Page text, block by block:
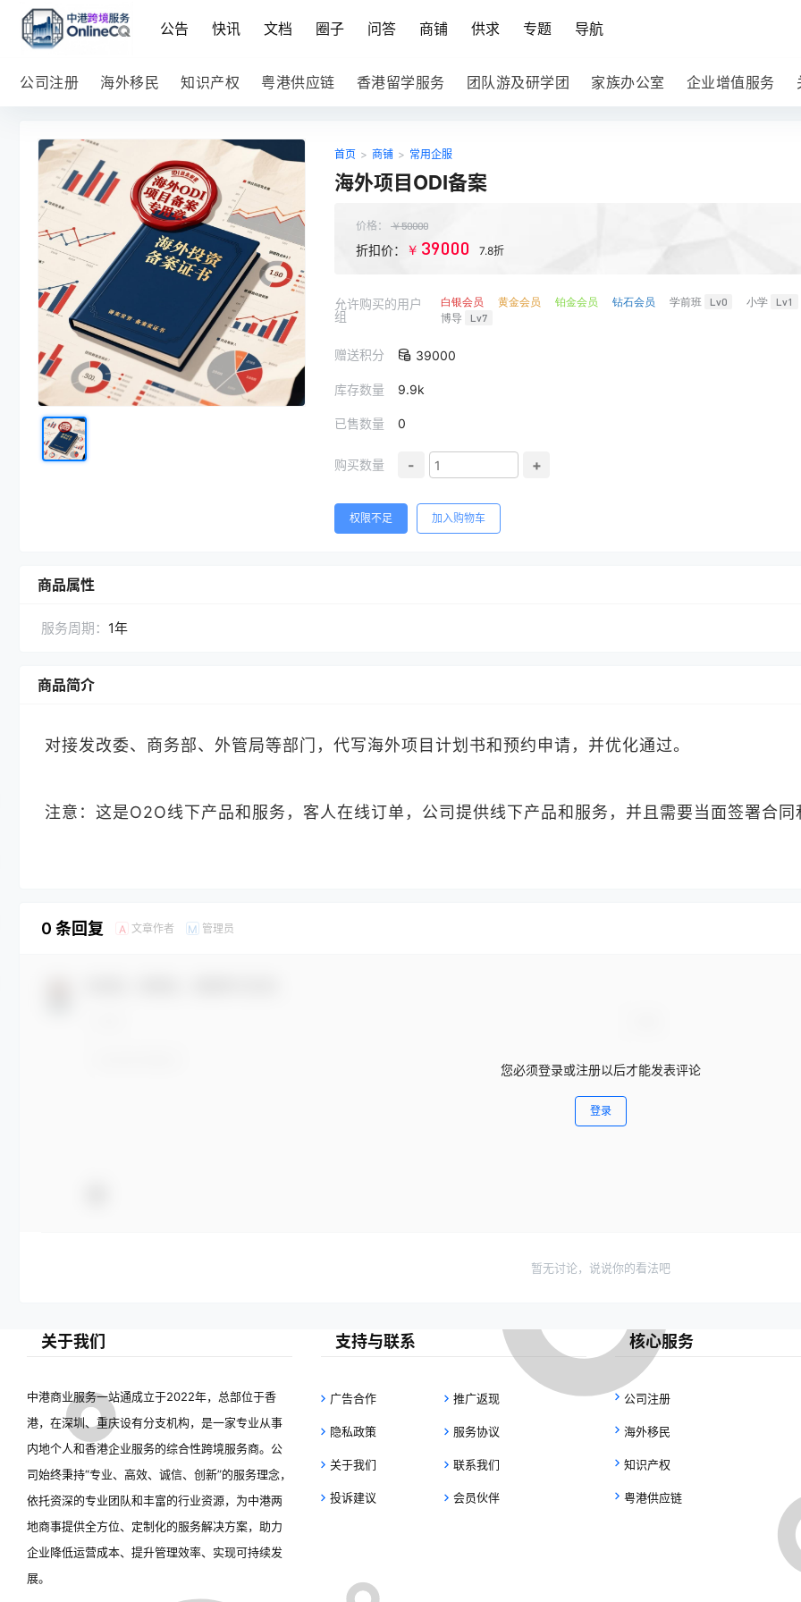
公告 快讯 文档 圈子 问答 商铺 供求 专题 导航
公司注册 海外移民 知识产权 粤港供应链 香港留学服务 团队游及研学团 家族办公室 企业增值服务
首页 > 商铺 > 常用企服
海外项目ODI备案
价格： ￥50000
折扣价： ￥ 39000 7.8折
允许购买的用户
组
白银会员 黄金会员 铂金会员 钻石会员 学前班 Lv0 小学
Lv1
博导
Lv7
赠送积分 39000
库存数量 9.9k
已售数量 0
购买数量 - +
权限不足 加入购物车
商品属性
服务周期： 1年
商品简介
对接发改委、商务部、外管局等部门，代写海外项目计划书和预约申请，并优化通过。
注意：这是O2O线下产品和服务，客人在线订单，公司提供线下产品和服务，并且需要当面签署合同
0 条回复 A 文章作者 M 管理员
您必须登录或注册以后才能发表评论
登录
暂无讨论，说说你的看法吧
关于我们
中港商业服务一站通成立于2022年，总部位于香
港，在深圳、重庆设有分支机构，是一家专业从事
内地个人和香港企业服务的综合性跨境服务商。公
司始终秉持“专业、高效、诚信、创新”的服务理念，
依托资深的专业团队和丰富的行业资源，为中港两
地商事提供全方位、定制化的服务解决方案，助力
企业降低运营成本、提升管理效率、实现可持续发
展。
支持与联系
广告合作 推广返现
隐私政策 服务协议
关于我们 联系我们
投诉建议 会员伙伴
核心服务
公司注册
海外移民
知识产权
粤港供应链